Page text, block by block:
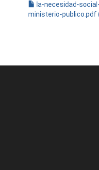
la-necesidad-
ministerio-publico.pdf